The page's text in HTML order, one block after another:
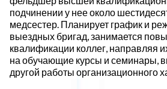
подчинении у нее около
медсестер. Планирует график и
выездных бригад, занимается
квалификации коллег, направляя
на обучающие курсы и семинары,
другой работы организационного